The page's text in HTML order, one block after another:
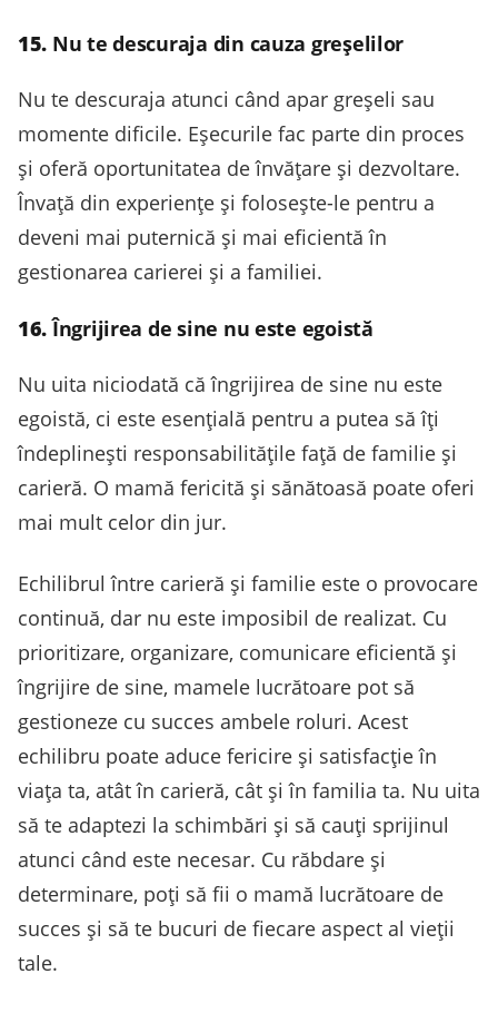
15. Nu te descuraja din cauza greșelilor
Nu te descuraja atunci când apar greșeli sau
momente dificile. Eșecurile fac parte din proces
și oferă oportunitatea de învățare și dezvoltare.
Învață din experiențe și folosește-le pentru a
deveni mai puternică și mai eficientă în
gestionarea carierei și a familiei.
16.Îngrijirea de sine nu este egoistă
Nu uita niciodată că îngrijirea de sine nu este
egoistă, ci este esențială pentru a putea să îți
îndeplinești responsabilitățile față de familie și
carieră. O mamă fericită și sănătoasă poate oferi
mai mult celor din jur.
Echilibrul între carieră și familie este o provocare
continuă, dar nu este imposibil de realizat. Cu
prioritizare, organizare, comunicare eficientă și
îngrijire de sine, mamele lucrătoare pot să
gestioneze cu succes ambele roluri. Acest
echilibru poate aduce fericire și satisfacție în
viața ta, atât în carieră, cât și în familia ta. Nu uita
să te adaptezi la schimbări și să cauți sprijinul
atunci când este necesar. Cu răbdare și
determinare, poți să fii o mamă lucrătoare de
succes și să te bucuri de fiecare aspect al vieții
tale.